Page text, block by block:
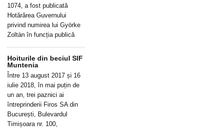
1074, a fost publicată
Hotărârea Guvernului
privind numirea lui Györke
Zoltán în funcția publică
Hoiturile din beciul SIF
Muntenia
Între 13 august 2017 și 16
iulie 2018, în mai puțin de
un an, trei paznici ai
întreprinderii Firos SA din
București, Bulevardul
Timișoara nr. 100,